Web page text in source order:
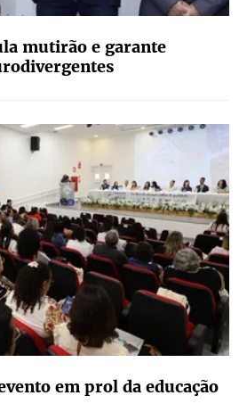
mutirão e garante
em prol da educação